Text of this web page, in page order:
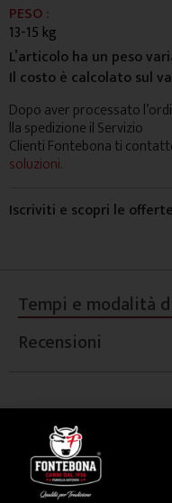
PESO :
13-15 kg
L’articolo ha un peso
Il costo è calcolato sul
Dopo aver processato
lla spedizione il Servizio
Clienti Fontebona ti
soluzioni.
Iscriviti e scopri le
Tempi e modalità
Recensioni
Conservare in frigo tra
cottura entro la data
sulla confezione.